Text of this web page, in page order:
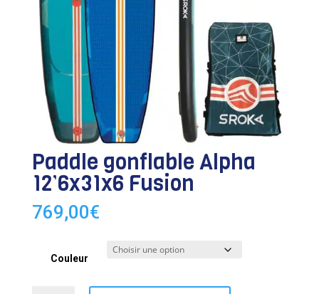
Paddle gonflable Alpha
12’6x31x6 Fusion
769,00€
Couleur